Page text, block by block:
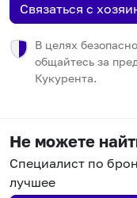
Связаться с
В целях
общайтесь за
Кукурента.
Не можете
Специалист по
лучшее